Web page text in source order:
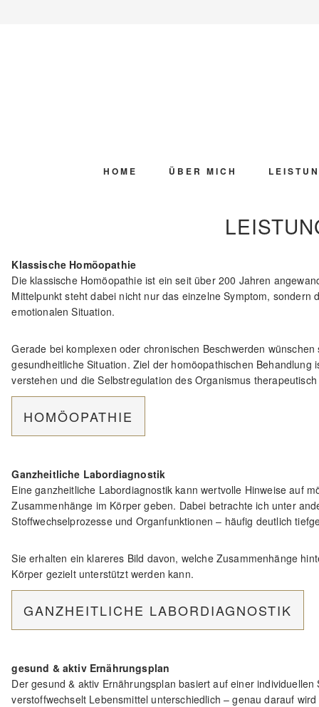
HOME ÜBER MICH
Klassische Homöopathie
Die klassische Homöopathie ist ein seit über 200 Jahren
Mittelpunkt steht dabei nicht nur das einzelne Symptom,
emotionalen Situation.
Gerade bei komplexen oder chronischen Beschwerden
gesundheitliche Situation. Ziel der homöopathischen
verstehen und die Selbstregulation des Organismus
HOMÖOPATHIE
Ganzheitliche Labordiagnostik
Eine ganzheitliche Labordiagnostik kann wertvolle Hinweise auf
Zusammenhänge im Körper geben. Dabei betrachte ich unter
Stoffwechselprozesse und Organfunktionen – häufig deutlich
Sie erhalten ein klareres Bild davon, welche Zusammenhänge
Körper gezielt unterstützt werden kann.
GANZHEITLICHE LABORDIAGNOSTIK
gesund & aktiv Ernährungsplan
Der gesund & aktiv Ernährungsplan basiert auf einer
verstoffwechselt Lebensmittel unterschiedlich – genau darauf